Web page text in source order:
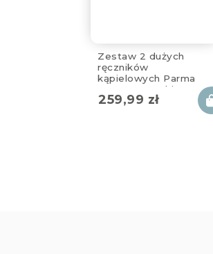
Zestaw 2 dużych
ręczników
kąpielowych Parma
150×100 cm white, gray
500 g/m², dla
259,99 zł